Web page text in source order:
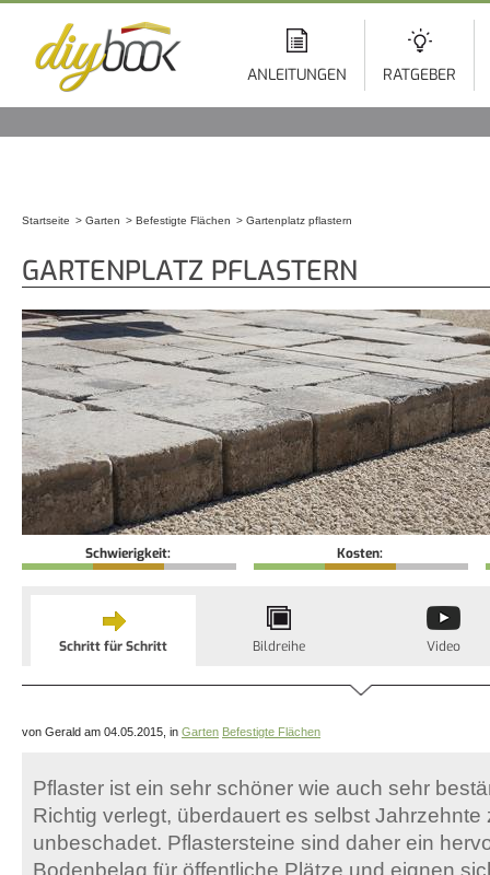
ANLEITUNGEN RATGEBER
Startseite Garten Befestigte Flächen Gartenplatz pflastern
GARTENPLATZ PFLASTERN
Schwierigkeit: Kosten:
Schritt für Schritt Bildreihe Video
von Gerald am 04.05.2015, in Garten Befestigte Flächen
Pflaster ist ein sehr schöner wie auch sehr
Richtig verlegt, überdauert es selbst Jahrzehnte
unbeschadet. Pflastersteine sind daher ein